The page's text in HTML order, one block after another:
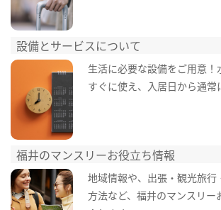
設備とサービスについて
生活に必要な設備をご用意！
すぐに使え、入居日から通常
福井のマンスリーお役立ち情報
地域情報や、出張・観光旅行
方法など、福井のマンスリー